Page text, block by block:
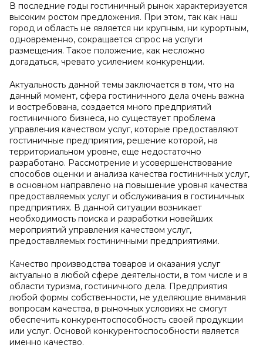
В последние годы гостиничный рынок характеризуется
высоким ростом предложения. При этом, так как наш
город и область не является ни крупным, ни курортным,
одновременно, сокращается спрос на услуги
размещения. Такое положение, как несложно
догадаться, чревато усилением конкуренции.
Актуальность данной темы заключается в том, что на
данный момент, сфера гостиничного дела очень важна
и востребована, создается много предприятий
гостиничного бизнеса, но существует проблема
управления качеством услуг, которые предоставляют
гостиничные предприятия, решение которой, на
территориальном уровне, еще недостаточно
разработано. Рассмотрение и усовершенствование
способов оценки и анализа качества гостиничных услуг,
в основном направлено на повышение уровня качества
предоставляемых услуг и обслуживания в гостиничных
предприятиях. В данной ситуации возникает
необходимость поиска и разработки новейших
мероприятий управления качеством услуг,
предоставляемых гостиничными предприятиями.
Качество производства товаров и оказания услуг
актуально в любой сфере деятельности, в том числе и в
области туризма, гостиничного дела. Предприятия
любой формы собственности, не уделяющие внимания
вопросам качества, в рыночных условиях не смогут
обеспечить конкурентоспособность своей продукции
или услуг. Основой конкурентоспособности является
именно качество.